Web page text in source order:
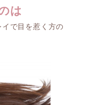
は
で目を惹く方の